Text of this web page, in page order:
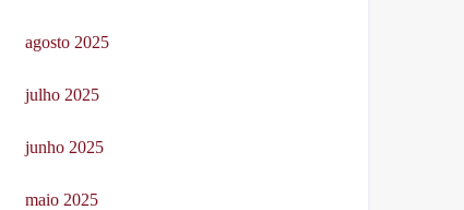
agosto 2025
julho 2025
junho 2025
maio 2025